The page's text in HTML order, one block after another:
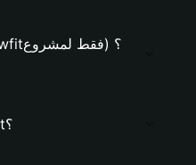
ما هي أفضل محفظة pawfit؟